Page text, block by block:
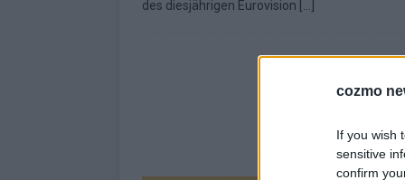
cozmo
If you wish
sensitive
confirm
des diesjährigen Eurovision